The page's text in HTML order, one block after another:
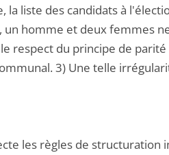
la liste des candidats à
homme et deux femmes
le respect du principe de
3) Une telle
les règles de structuration